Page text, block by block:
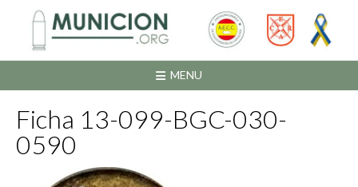
contenido
MENU
Ficha 13-099-BGC-030-
0590